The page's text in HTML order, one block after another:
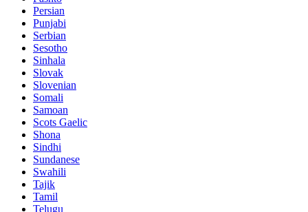
Persian
Punjabi
Serbian
Sesotho
Sinhala
Slovak
Slovenian
Somali
Samoan
Scots Gaelic
Shona
Sindhi
Sundanese
Swahili
Tajik
Tamil
Telugu